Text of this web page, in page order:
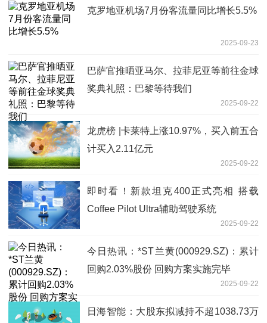
克罗地亚机场7月份客流量同比增长5.5%
2025-09-23
巴萨官推晒亚马尔、拉菲尼亚等前往金球
奖典礼照：巴黎等待我们
2025-09-22
龙虎榜 |卡莱特上涨10.97%，买入前五合
计买入2.11亿元
2025-09-22
即时看！新款坦克400正式亮相 搭载
Coffee Pilot Ultra辅助驾驶系统
2025-09-22
今日热讯：*ST兰黄(000929.SZ)：累计
回购2.03%股份 回购方案实施完毕
2025-09-22
日海智能：大股东拟减持不超1038.73万